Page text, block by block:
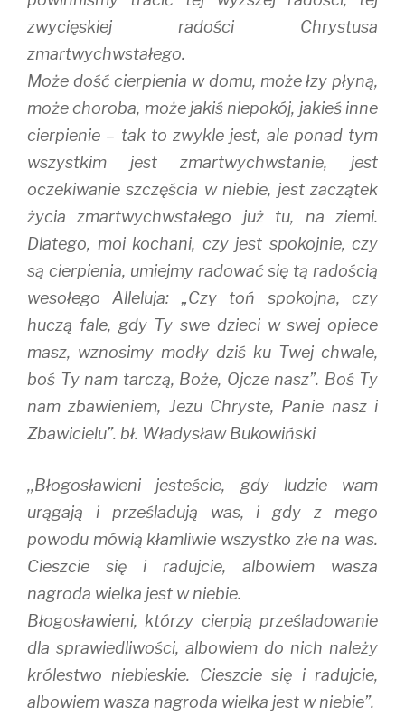
zwycięskiej radości Chrystusa
zmartwychwstałego.
Może dość cierpienia w domu, może łzy płyną,
może choroba, może jakiś niepokój, jakieś inne
cierpienie – tak to zwykle jest, ale ponad tym
wszystkim jest zmartwychwstanie, jest
oczekiwanie szczęścia w niebie, jest zaczątek
życia zmartwychwstałego już tu, na ziemi.
Dlatego, moi kochani, czy jest spokojnie, czy
są cierpienia, umiejmy radować się tą radością
wesołego Alleluja: „Czy toń spokojna, czy
huczą fale, gdy Ty swe dzieci w swej opiece
masz, wznosimy modły dziś ku Twej chwale,
boś Ty nam tarczą, Boże, Ojcze nasz”. Boś Ty
nam zbawieniem, Jezu Chryste, Panie nasz i
Zbawicielu”. bł. Władysław Bukowiński
,,Błogosławieni jesteście, gdy ludzie wam
urągają i prześladują was, i gdy z mego
powodu mówią kłamliwie wszystko złe na was.
Cieszcie się i radujcie, albowiem wasza
nagroda wielka jest w niebie.
Błogosławieni, którzy cierpią prześladowanie
dla sprawiedliwości, albowiem do nich należy
królestwo niebieskie. Cieszcie się i radujcie,
albowiem wasza nagroda wielka jest w niebie”.